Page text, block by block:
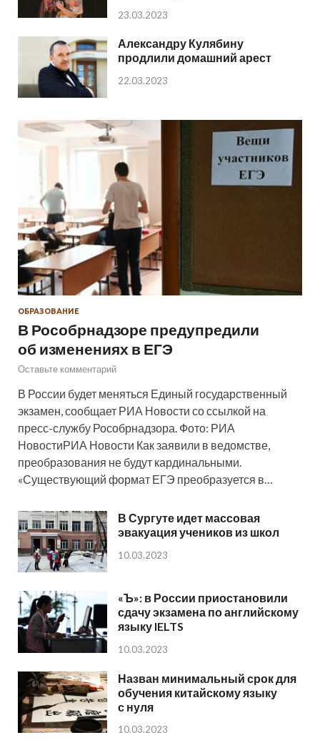
23.03.2023
Александру Кулябину
продлили домашний арест
22.03.2023
ОБРАЗОВАНИЕ
В Рособрнадзоре предупредили
об изменениях в ЕГЭ
Оставьте комментарий
В России будет меняться Единый государственный
экзамен, сообщает РИА Новости со ссылкой на
пресс-службу Рособрнадзора. Фото: РИА
НовостиРИА Новости Как заявили в ведомстве,
преобразования не будут кардинальными.
«Существующий формат ЕГЭ преобразуется в…
В Сургуте идет массовая
эвакуация учеников из школ
10.03.2023
«Ъ»: в России приостановили
сдачу экзамена по английскому
языку IELTS
10.03.2023
Назван минимальный срок для
обучения китайскому языку
с нуля
10.03.2023